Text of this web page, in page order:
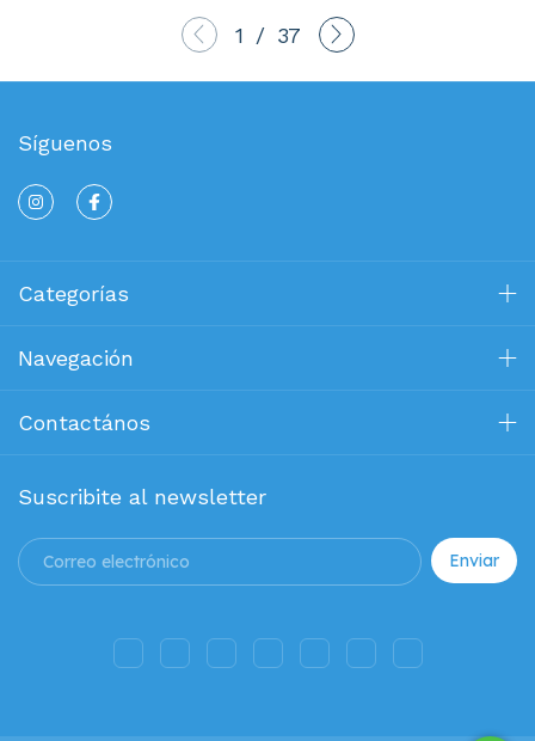
1 / 37
Síguenos
Categorías
Navegación
Contactános
Suscribite al newsletter